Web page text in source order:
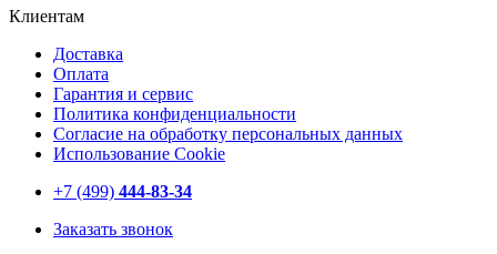
Клиентам
Доставка
Оплата
Гарантия и сервис
Политика конфиденциальности
Согласие на обработку персональных данных
Использование Cookie
+7 (499) 444-83-34
Заказать звонок